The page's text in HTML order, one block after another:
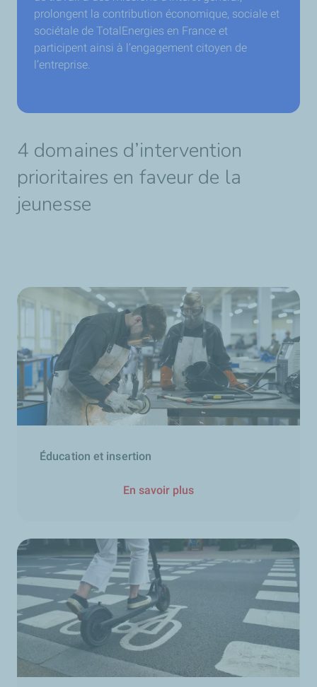
prolongent la contribution économique, sociale et
sociétale de TotalEnergies en France et
participent ainsi à l’engagement citoyen de
l’entreprise.
4 domaines d’intervention
prioritaires en faveur de la
jeunesse
Éducation et insertion
En savoir plus